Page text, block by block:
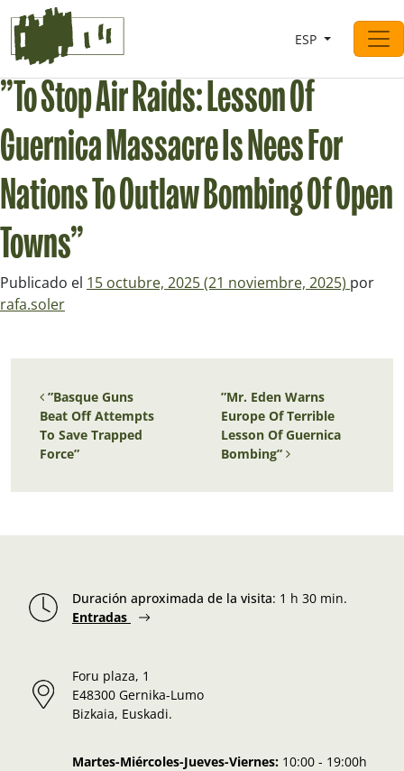
Saltar al contingut
Navegación principal
ESP
”To Stop Air Raids: Lesson Of
Guernica Massacre Is Nees For
Nations To Outlaw Bombing Of Open
Towns”
Publicado el 15 octubre, 2025(21 noviembre, 2025) por
rafa.soler
Navegación de entradas
”Basque Guns
Beat Off Attempts
To Save Trapped
Force”
”Mr. Eden Warns
Europe Of Terrible
Lesson Of Guernica
Bombing”
Duración aproximada de la visita: 1 h 30 min.
Entradas
Foru plaza, 1
E48300 Gernika-Lumo
Bizkaia, Euskadi.
Martes-Miércoles-Jueves-Viernes: 10:00 - 19:00h